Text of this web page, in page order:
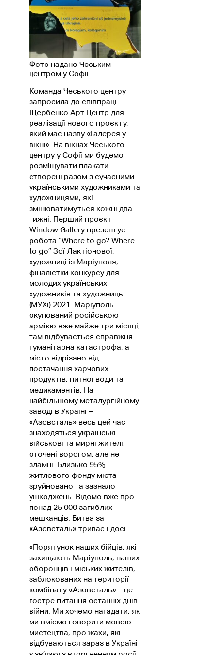
Фото надано Чеським
центром у Софії
Команда Чеського центру
запросила до співпраці
Щербенко Арт Центр для
реалізації нового проєкту,
який має назву «Галерея у
вікні». На вікнах Чеського
центру у Софії ми будемо
розміщувати плакати
створені разом з сучасними
українськими художниками та
художницями, які
змінюватимуться кожні два
тижні. Перший проєкт
Window Gallery презентує
робота “Where to go? Where
to go” Зої Лактіонової,
художниці із Маріуполя,
фіналістки конкурсу для
молодих українських
художників та художниць
(МУХі) 2021. Маріуполь
окупований російською
армією вже майже три місяці,
там відбувається справжня
гуманітарна катастрофа, а
місто відрізано від
постачання харчових
продуктів, питної води та
медикаментів. На
найбільшому металургійному
заводі в Україні –
«Азовсталь» весь цей час
знаходяться українські
військові та мирні жителі,
оточені ворогом, але не
зламні. Близько 95%
житлового фонду міста
зруйновано та зазнало
ушкоджень. Відомо вже про
понад 25 000 загиблих
мешканців. Битва за
«Азовсталь» триває і досі.
«Порятунок наших бійців, які
захищають Маріуполь, наших
оборонців і міських жителів,
заблокованих на території
комбінату «Азовсталь» – це
гостре питання останніх днів
війни. Ми хочемо нагадати, як
ми вміємо говорити мовою
мистецтва, про жахи, які
відбуваються зараз в Україні